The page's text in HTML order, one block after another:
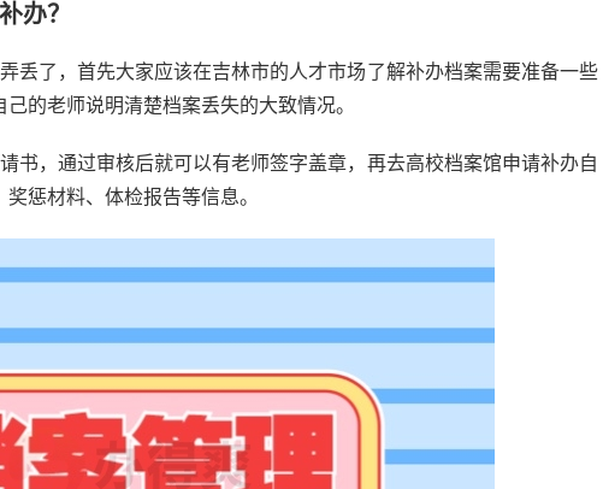
办？
丢了，首先大家应该在吉林市的人才市场了解补办档案需要准备一些
的老师说明清楚档案丢失的大致情况。
书，通过审核后就可以有老师签字盖章，再去高校档案馆申请补办自
惩材料、体检报告等信息。